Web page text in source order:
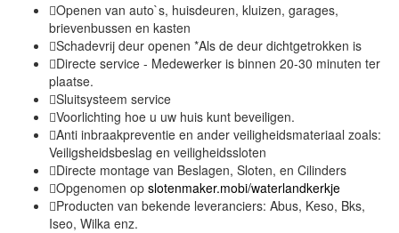
Openen van auto`s, huisdeuren, kluizen, garages,
brievenbussen en kasten
Schadevrij deur openen *Als de deur dichtgetrokken is
Directe service - Medewerker is binnen 20-30 minuten ter
plaatse.
Sluitsysteem service
Voorlichting hoe u uw huis kunt beveiligen.
Anti inbraakpreventie en ander veiligheidsmateriaal zoals:
Veiligsheidsbeslag en veiligheidssloten
Directe montage van Beslagen, Sloten, en Cilinders
Opgenomen op slotenmaker.mobi/waterlandkerkje
Producten van bekende leveranciers: Abus, Keso, Bks,
Iseo, Wilka enz.